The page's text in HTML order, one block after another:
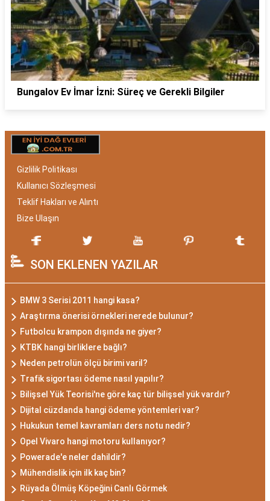
Bungalov Ev İmar İzni: Süreç ve Gerekli Bilgiler
Gizlilik Politikası
Kullanıcı Sözleşmesi
Teklif Hakları ve Alıntı
Bize Ulaşın
SON EKLENEN YAZILAR
BMW 3 Serisi 2011 hangi kasa?
Araştırma önerisi örnekleri nerede bulunur?
Futbolcu krampon dışında ne giyer?
KTBK hangi birliklere bağlı?
Neden petrolün ölçü birimi varil?
Trafik sigortası ödeme nasıl yapılır?
Bilişsel Yük Teorisi'ne göre kaç tür bilişsel yük vardır?
Dijital cüzdanda hangi ödeme yöntemleri var?
Hukukun temel kavramları ders notu nedir?
Opel Vivaro hangi motoru kullanıyor?
Powerade'e neler dahildir?
Mühendislik için ilk kaç bin?
Rüyada Ölmüş Köpeğini Canlı Görmek